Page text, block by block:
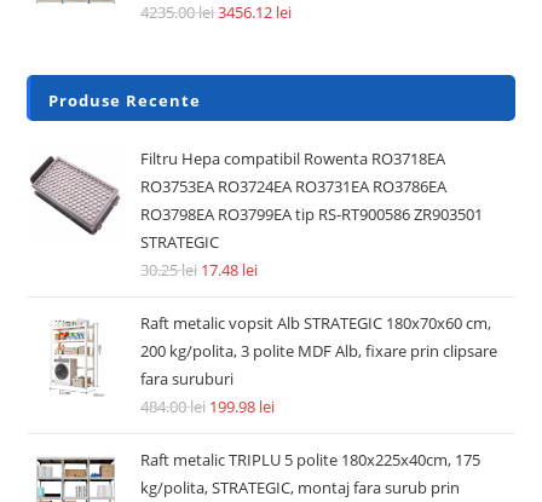
4235.00lei3456.12 lei
Produse Recente
Filtru Hepa compatibil Rowenta RO3718EA
RO3753EA RO3724EA RO3731EA RO3786EA
RO3798EA RO3799EA tip RS-RT900586 ZR903501
STRATEGIC
30.25lei 17.48 lei
Raft metalic vopsit Alb STRATEGIC 180x70x60 cm,
200 kg/polita, 3 polite MDF Alb, fixare prin clipsare
fara suruburi
484.00lei 199.98 lei
Raft metalic TRIPLU 5 polite 180x225x40cm, 175
kg/polita, STRATEGIC, montaj fara surub prin